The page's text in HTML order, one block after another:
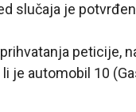
slučaja je
peticije,
je automobil 10